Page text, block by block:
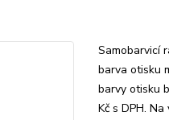
Samobarvicí
barva otisku
barvy otisku
Kč s DPH.